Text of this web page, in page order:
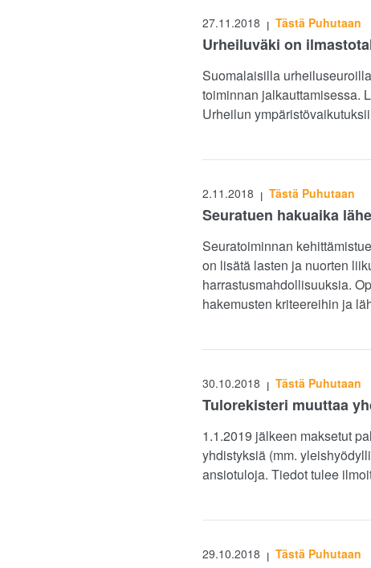
27.11.2018 | Tästä Puhutaan
Urheiluväki on
Suomalaisilla
toiminnan jalkauttamisessa.
Urheilun
2.11.2018 | Tästä Puhutaan
Seuratuen hakuaika
Seuratoiminnan
on lisätä lasten ja nuorten
harrastusmahdollisuuksia.
hakemusten kriteereihin ja
30.10.2018 | Tästä Puhutaan
Tulorekisteri muuttaa
1.1.2019 jälkeen maksetut
yhdistyksiä (mm.
ansiotuloja. Tiedot tulee
29.10.2018 | Tästä Puhutaan